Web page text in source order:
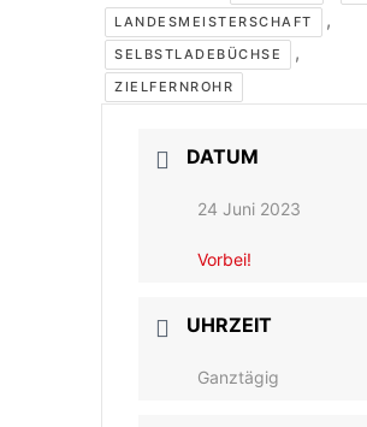
LANDESMEISTERSCHAFT ,
SELBSTLADEBÜCHSE ,
ZIELFERNROHR
DATUM
24 Juni 2023
Vorbei!
UHRZEIT
Ganztägig